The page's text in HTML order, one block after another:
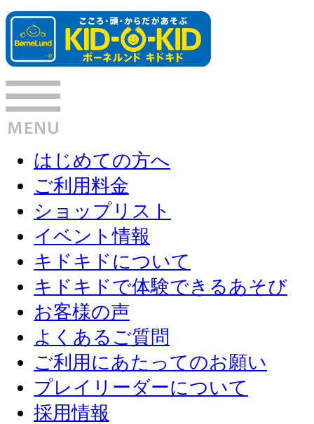
はじめての方へ
ご利用料金
ショップリスト
イベント情報
キドキドについて
キドキドで体験できるあそび
お客様の声
よくあるご質問
ご利用にあたってのお願い
プレイリーダーについて
採用情報